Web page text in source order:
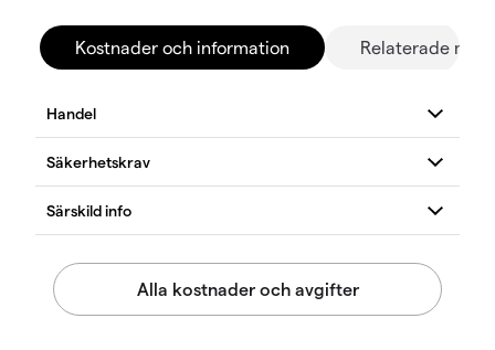
Kostnader och information Relaterade